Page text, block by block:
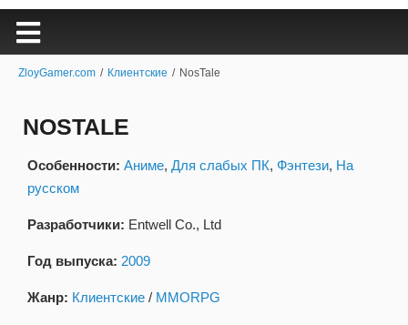
ZloyGamer.com / Клиентские / NosTale
NOSTALE
Особенности: Аниме, Для слабых ПК, Фэнтези, На
русском
Разработчики: Entwell Co., Ltd
Год выпуска: 2009
Жанр: Клиентские / MMORPG